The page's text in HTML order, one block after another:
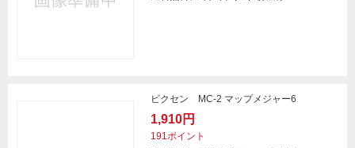
ビクセン MC-2 マップメジャー6
1,910円
191ポイント